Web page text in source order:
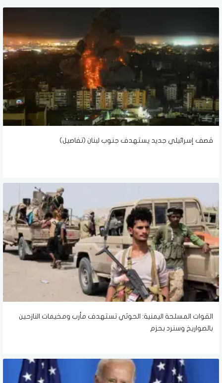
قصف إسرائيلي جديد يستهدف جنوب لبنان (تفاصيل)
القوات المسلحة اليمنية: الحوثي تستهدف مأرب ومخيمات النازحين
بالصواريخ وسنرد بحزم